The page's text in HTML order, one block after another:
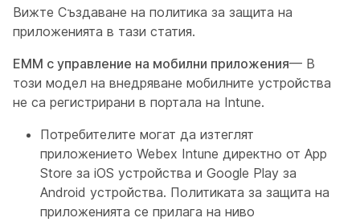
Вижте Създаване на политика за защита на
приложенията в тази статия.
EMM с управление на мобилни приложения— В
този модел на внедряване мобилните устройства
не са регистрирани в портала на Intune.
Потребителите могат да изтеглят
приложението Webex Intune директно от App
Store за iOS устройства и Google Play за
Android устройства. Политиката за защита на
приложенията се прилага на ниво